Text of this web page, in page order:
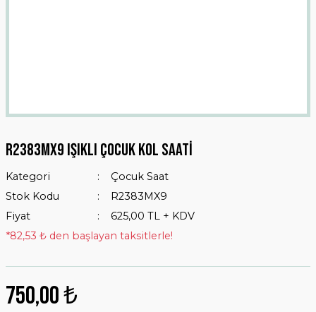
R2383mx9 Işıklı Çocuk Kol Saati
Kategori
Çocuk Saat
Stok Kodu
R2383MX9
Fiyat
625,00 TL + KDV
*82,53 ₺ den başlayan taksitlerle!
750,00 ₺